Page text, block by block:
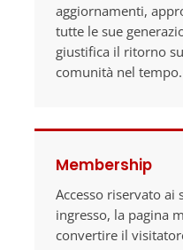
aggiornamenti,
tutte le sue
giustifica il ritorno
comunità nel tempo.
Membership
Accesso riservato ai
ingresso, la pagina
convertire il